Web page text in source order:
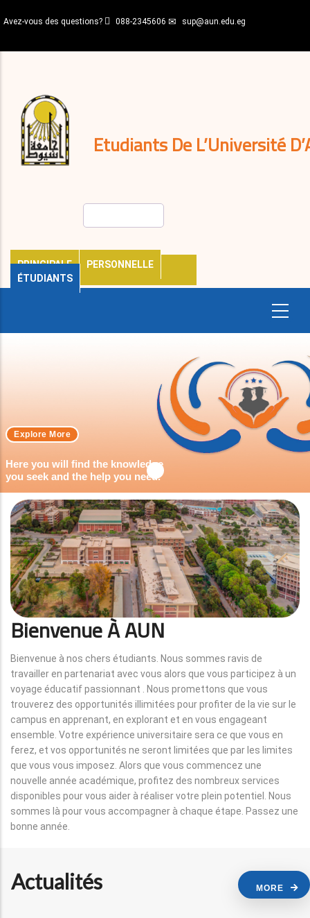
au
principal
Avez-vous des questions? 088-2345606 sup@aun.edu.eg
Etudiants De L’Université
PRINCIPALE
PERSONNELLE
ÉTUDIANTS
décisions
Expatriés
Journal
Here you will find the knowledge
you seek and the help you need.
Explore More
Bienvenue À AUN
Bienvenue à nos chers étudiants. Nous sommes ravis de
travailler en partenariat avec vous alors que vous participez à un
voyage éducatif passionnant . Nous promettons que vous
trouverez des opportunités illimitées pour profiter de la vie sur le
campus en apprenant, en explorant et en vous engageant
ensemble. Votre expérience universitaire sera ce que vous en
ferez, et vos opportunités ne seront limitées que par les limites
que vous vous imposez. Alors que vous commencez une
nouvelle année académique, profitez des nombreux services
disponibles pour vous aider à réaliser votre plein potentiel. Nous
sommes là pour vous accompagner à chaque étape. Passez une
bonne année.
Actualités MORE